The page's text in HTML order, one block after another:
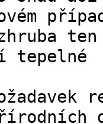
tepelné